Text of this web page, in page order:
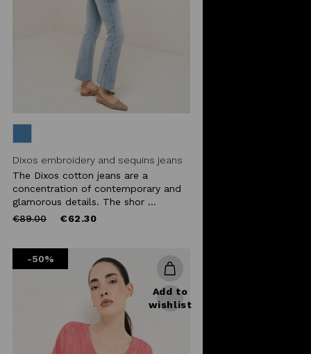
Dixos embroidery and sequins jeans
The Dixos cotton jeans are a
concentration of contemporary and
glamorous details. The shor ...
Price
€89.00to €62.30
-50%
Add to
wishlist